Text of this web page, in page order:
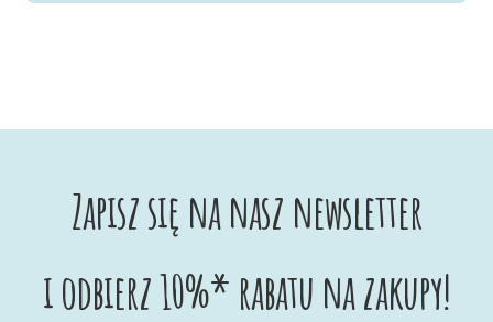
Zapisz się na nasz newsletter
i odbierz 10%* rabatu na zakupy!